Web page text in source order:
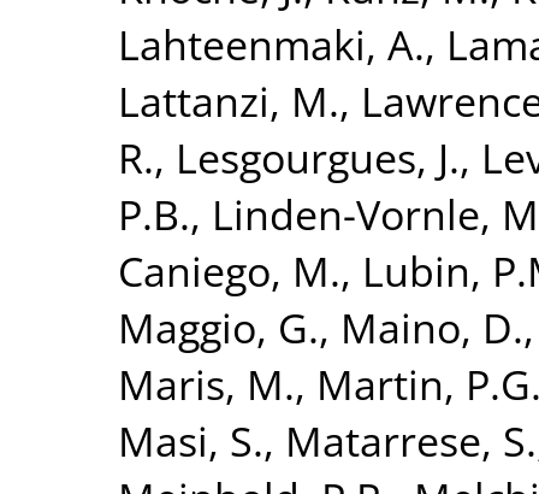
Lahteenmaki, A.,
Lattanzi, M.,
R., Lesgourgues, J.,
P.B., Linden-Vornle,
Caniego, M., Lubin,
Maggio, G., Maino, D.
Maris, M., Martin,
Masi, S., Matarrese, S.